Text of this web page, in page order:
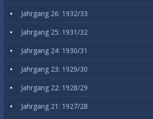
Jahrgang 26: 1932/33
Jahrgang 25: 1931/32
Jahrgang 24: 1930/31
Jahrgang 23: 1929/30
Jahrgang 22: 1928/29
Jahrgang 21: 1927/28